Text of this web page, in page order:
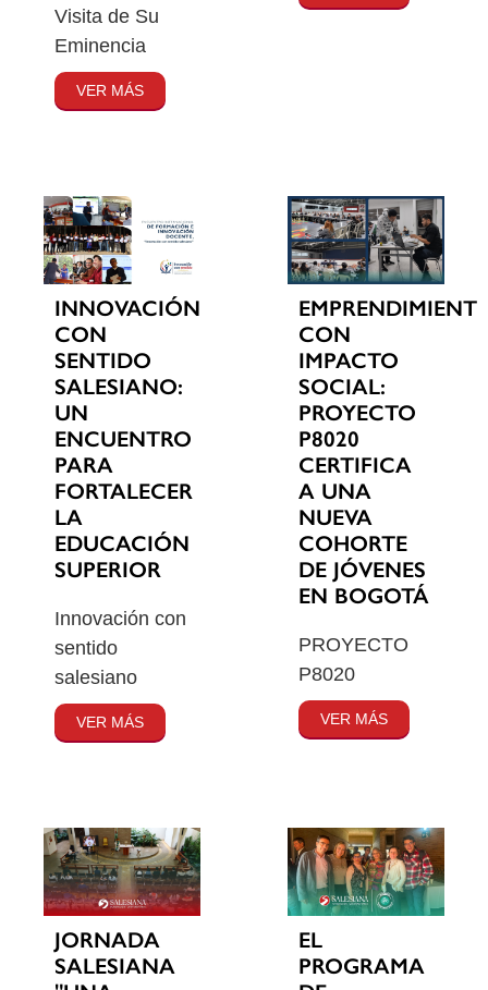
Visita de Su
Eminencia
VER MÁS
INNOVACIÓN
CON
SENTIDO
SALESIANO:
UN
ENCUENTRO
PARA
FORTALECER
LA
EDUCACIÓN
SUPERIOR
Innovación con
sentido
salesiano
VER MÁS
CON
IMPACTO
SOCIAL:
PROYECTO
P8020
CERTIFICA
A UNA
NUEVA
COHORTE
DE JÓVENES
EN BOGOTÁ
PROYECTO
P8020
VER MÁS
JORNADA
SALESIANA
EL
PROGRAMA